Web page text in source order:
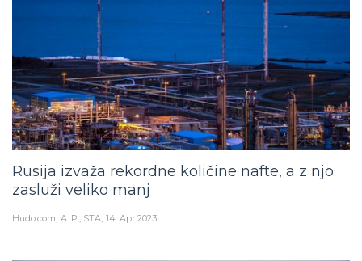
Rusija izvaža rekordne količine nafte, a z njo
zasluži veliko manj
Hudo.com A. P., STA 14. Apr 2023